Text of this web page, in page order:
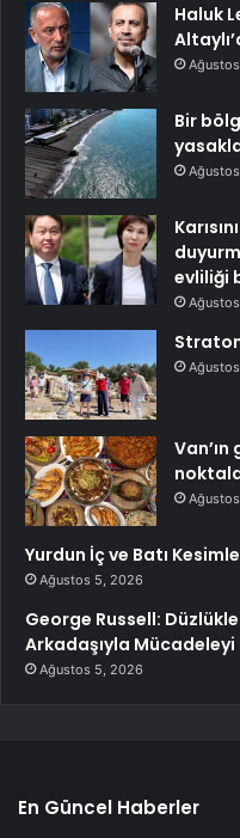
Haluk
Bir
evliliği
Yurdun İç ve Batı
Ağustos 5, 2026
George Russell:
Arkadaşıyla Mücadeleyi
Ağustos 5, 2026
En Güncel Haberler